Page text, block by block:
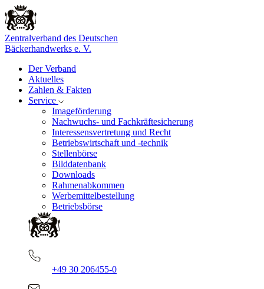
Zentralverband des Deutschen
Bäckerhandwerks e. V.
Der Verband
Aktuelles
Zahlen & Fakten
Service
Imageförderung
Nachwuchs- und Fachkräftesicherung
Interessensvertretung und Recht
Betriebswirtschaft und -technik
Stellenbörse
Bilddatenbank
Downloads
Rahmenabkommen
Werbemittelbestellung
Betriebsbörse
+49 30 206455-0